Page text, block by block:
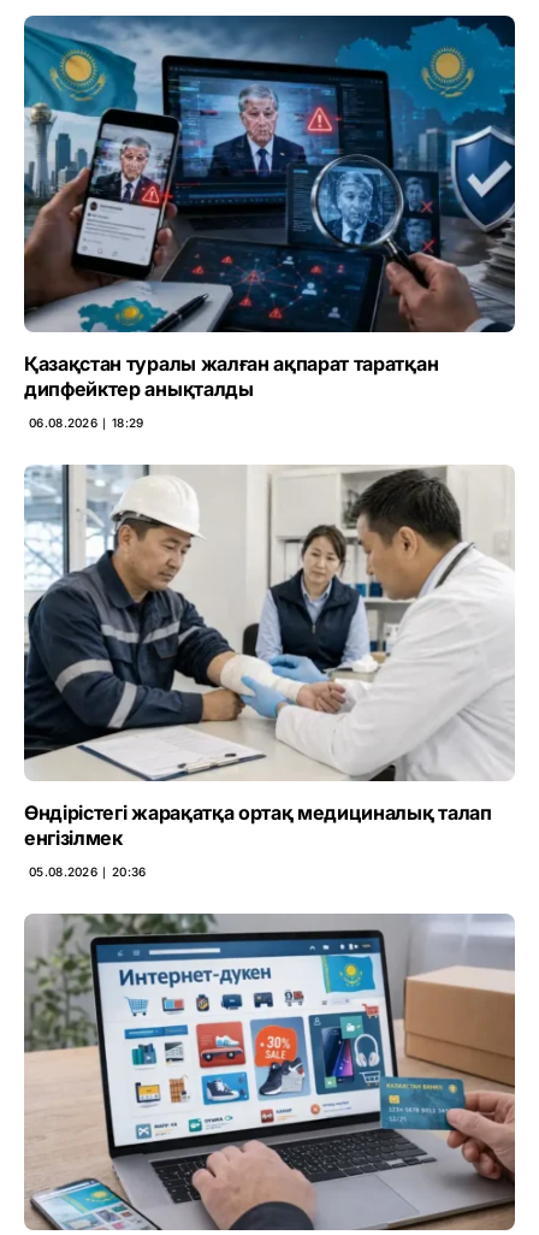
Қазақстан туралы жалған ақпарат таратқан
дипфейктер анықталды
06.08.2026 ∣ 18:29
Өндірістегі жарақатқа ортақ медициналық талап
енгізілмек
05.08.2026 ∣ 20:36